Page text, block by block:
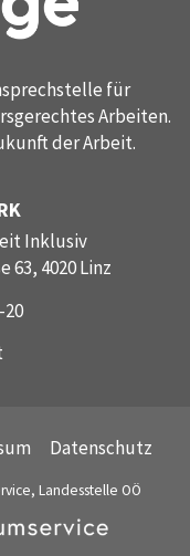
für
Arbeiten.
der Arbeit.
Inklusiv
4020 Linz
20
Datenschutz
Landesstelle OÖ